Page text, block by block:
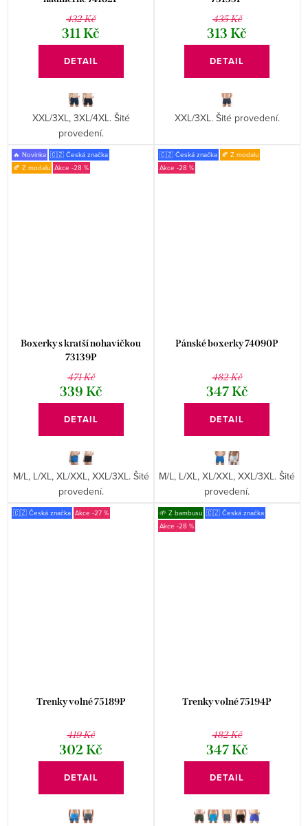
432 Kč
311 Kč
DETAIL
XXL/3XL, 3XL/4XL. Šité
provedení.
435 Kč
313 Kč
DETAIL
XXL/3XL. Šité provedení.
🔥 Novinka 🇨🇿 Česká značka
🍂 Z modalu
-28 %
Boxerky s kratší nohavičkou
73139P
471 Kč
339 Kč
DETAIL
M/L, L/XL, XL/XXL, XXL/3XL. Šité
provedení.
🇨🇿 Česká značka 🍂 Z modalu
-28 %
Pánské boxerky 74090P
482 Kč
347 Kč
DETAIL
M/L, L/XL, XL/XXL, XXL/3XL. Šité
provedení.
🇨🇿 Česká značka -27 %
Trenky volné 75189P
419 Kč
302 Kč
DETAIL
🌱 Z bambusu 🇨🇿 Česká značka
-28 %
Trenky volné 75194P
482 Kč
347 Kč
DETAIL